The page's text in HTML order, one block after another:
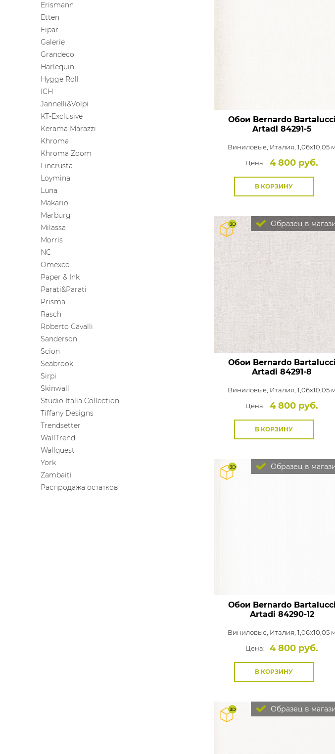
Erismann
Etten
Fipar
Galerie
Grandeco
Harlequin
Hygge Roll
ICH
Jannelli&Volpi
KT-Exclusive
Kerama Marazzi
Khroma
Khroma Zoom
Lincrusta
Loymina
Luna
Makario
Marburg
Milassa
Morris
NC
Omexco
Paper & Ink
Parati&Parati
Prisma
Rasch
Roberto Cavalli
Sanderson
Scion
Seabrook
Sirpi
Skinwall
Studio Italia Collection
Tiffany Designs
Trendsetter
WallTrend
Wallquest
York
Zambaiti
Распродажа остатков
Обои Bernardo Bartalucci
Artadi 84291-5
Виниловые, Италия, 1,06x10,05 м
Цена:
4 800 руб.
В КОРЗИНУ
Образец в
Обои Bernardo Bartalucci
Artadi 84291-8
Виниловые, Италия, 1,06x10,05 м
Цена:
4 800 руб.
В КОРЗИНУ
Образец в
Обои Bernardo Bartalucci
Artadi 84290-12
Виниловые, Италия, 1,06x10,05 м
Цена:
4 800 руб.
В КОРЗИНУ
Образец в